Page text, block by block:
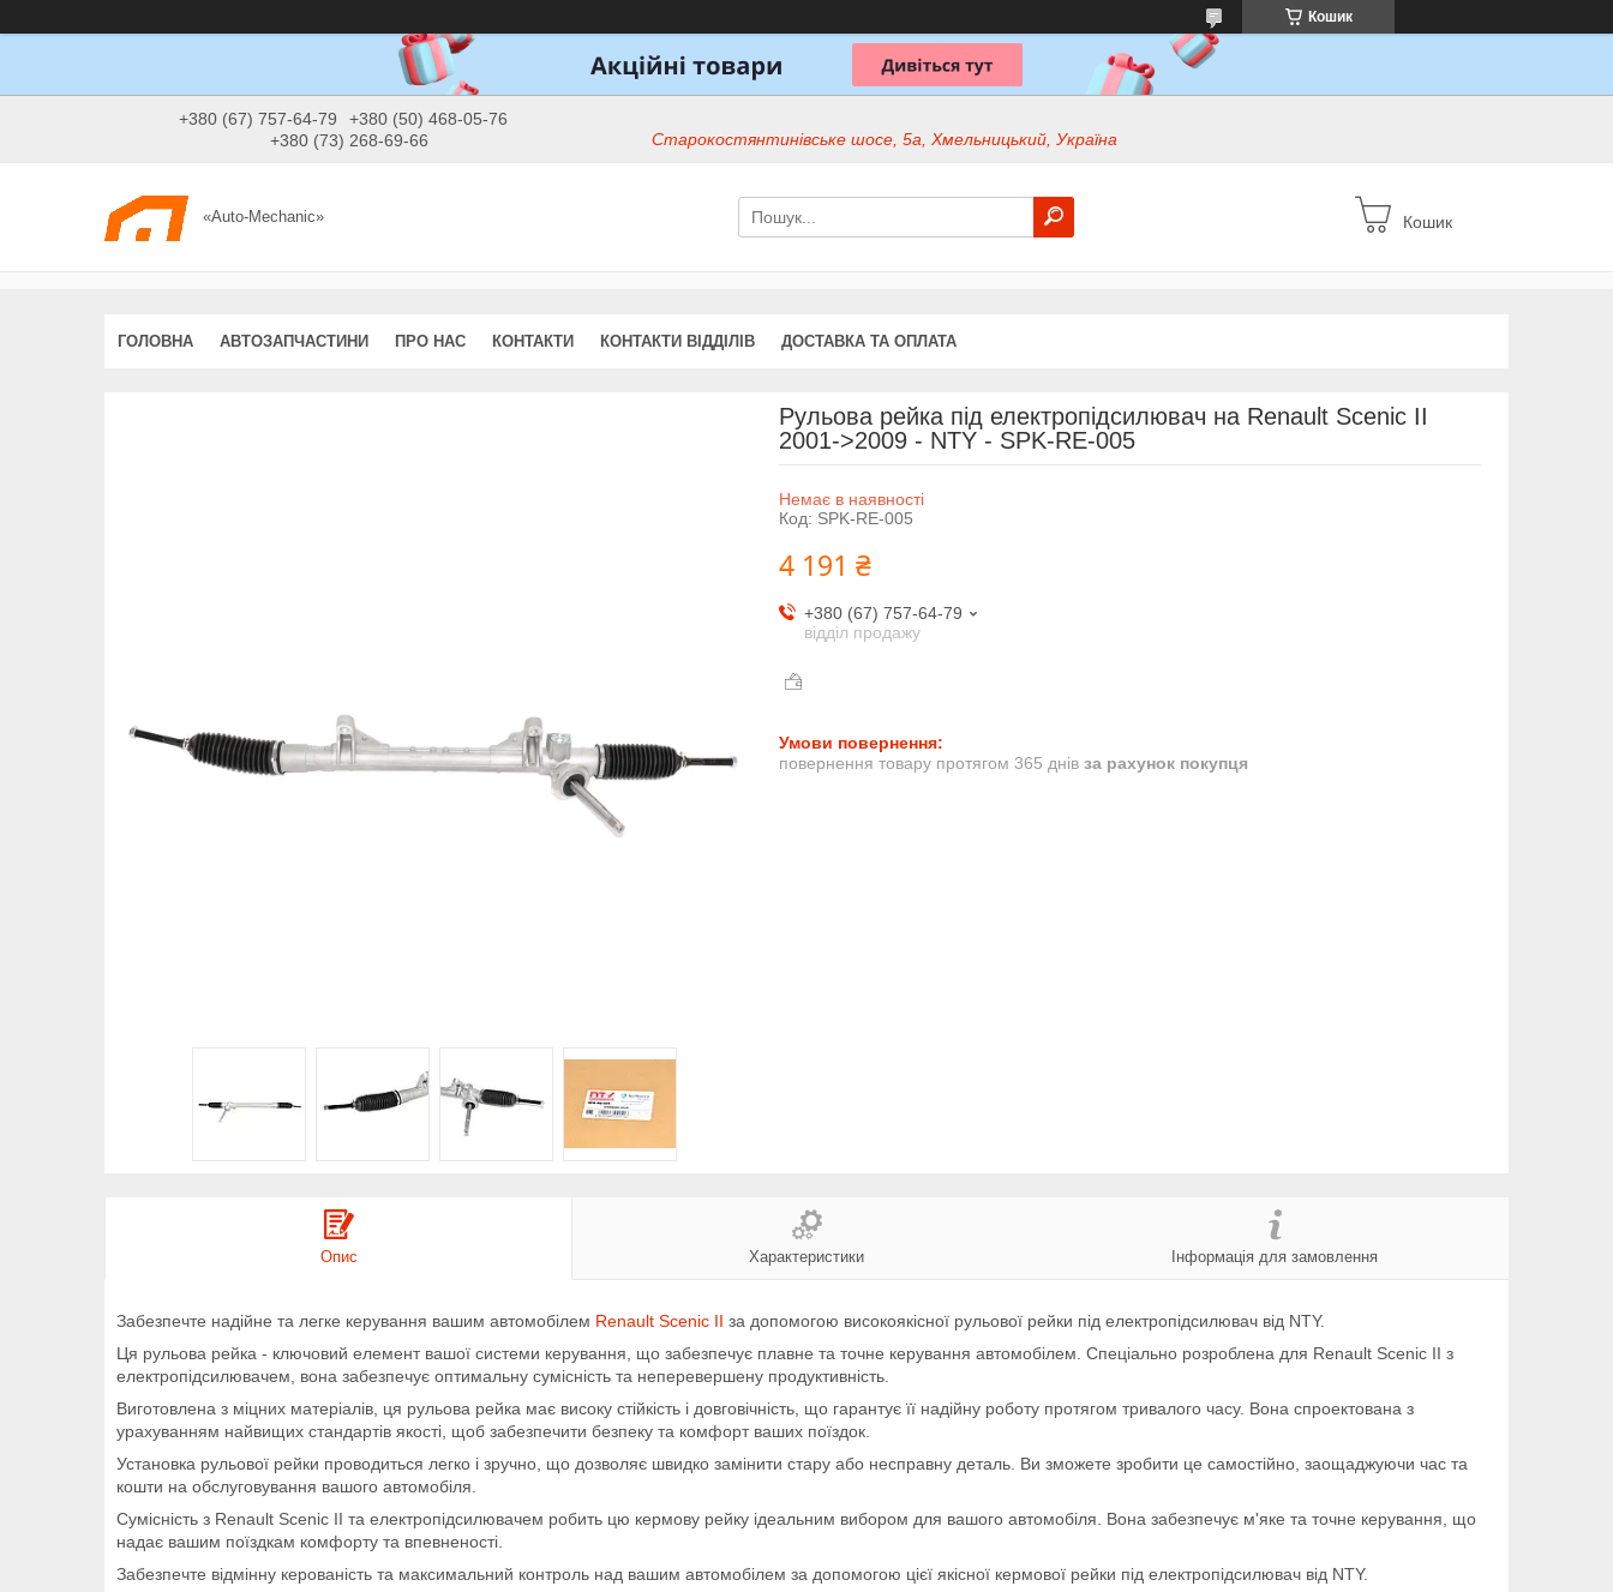
Кошик
+380 (67) 757-64-79
+380 (50) 468-05-76
+380 (73) 268-69-66
Старокостянтинівське шосе, 5а, Хмельницький, Україна
«Auto-Mechanic» Кошик
ГОЛОВНА АВТОЗАПЧАСТИНИ ПРО НАС КОНТАКТИ КОНТАКТИ ВІДДІЛІВ ДОСТАВКА ТА ОПЛАТА
Рульова рейка під електропідсилювач на Renault Scenic II
2001->2009 - NTY - SPK-RE-005
Немає в наявності
Код: SPK-RE-005
4 191 ₴
+380 (67) 757-64-79
відділ продажу
повернення товару протягом 365 днів за рахунок покупця
Опис Характеристики Інформація для замовлення
Забезпечте надійне та легке керування вашим автомобілем Renault Scenic II за допомогою високоякісної рульової рейки під електропідсилювач від NTY.
Ця рульова рейка - ключовий елемент вашої системи керування, що забезпечує плавне та точне керування автомобілем. Спеціально розроблена для Renault Scenic II з
електропідсилювачем, вона забезпечує оптимальну сумісність та неперевершену продуктивність.
Виготовлена з міцних матеріалів, ця рульова рейка має високу стійкість і довговічність, що гарантує її надійну роботу протягом тривалого часу. Вона спроектована з
урахуванням найвищих стандартів якості, щоб забезпечити безпеку та комфорт ваших поїздок.
Установка рульової рейки проводиться легко і зручно, що дозволяє швидко замінити стару або несправну деталь. Ви зможете зробити це самостійно, заощаджуючи час та
кошти на обслуговування вашого автомобіля.
Сумісність з Renault Scenic II та електропідсилювачем робить цю кермову рейку ідеальним вибором для вашого автомобіля. Вона забезпечує м'яке та точне керування, що
надає вашим поїздкам комфорту та впевненості.
Забезпечте відмінну керованість та максимальний контроль над вашим автомобілем за допомогою цієї якісної кермової рейки під електропідсилювач від NTY.